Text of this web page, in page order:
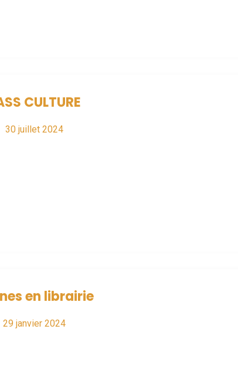
CULTURE
30 juillet 2024
en librairie
29 janvier 2024